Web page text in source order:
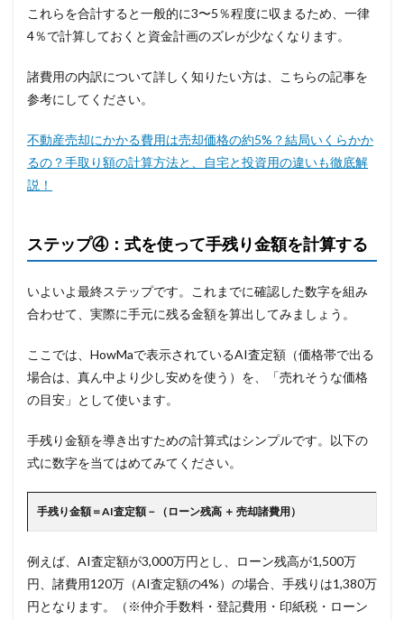
これらを合計すると一般的に3〜5％程度に収まるため、一律
4％で計算しておくと資金計画のズレが少なくなります。
諸費用の内訳について詳しく知りたい方は、こちらの記事を
参考にしてください。
不動産売却にかかる費用は売却価格の約5%？結局いくらかか
るの？手取り額の計算方法と、自宅と投資用の違いも徹底解
説！
ステップ④：式を使って手残り金額を計算する
いよいよ最終ステップです。これまでに確認した数字を組み
合わせて、実際に手元に残る金額を算出してみましょう。
ここでは、HowMaで表示されているAI査定額（価格帯で出る
場合は、真ん中より少し安めを使う）を、「売れそうな価格
の目安」として使います。
手残り金額を導き出すための計算式はシンプルです。以下の
式に数字を当てはめてみてください。
手残り金額＝AI査定額－（ローン残高 ＋ 売却諸費用）
例えば、AI査定額が3,000万円とし、ローン残高が1,500万
円、諸費用120万（AI査定額の4%）の場合、手残りは1,380万
円となります。（※仲介手数料・登記費用・印紙税・ローン